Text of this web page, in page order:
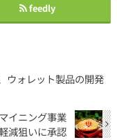
feedly
ウォレット製品の開発
イニング事業
減狙いに承認